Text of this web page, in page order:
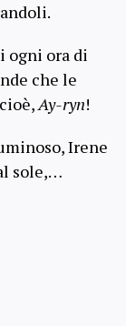
ogni ora di
che le
Ay-ryn!
Irene
sole,…